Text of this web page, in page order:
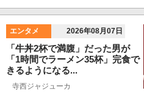
エンタメ 2026年08月07日
「牛丼2杯で満腹」だった男が
「1時間でラーメン35杯」完食で
きるようになる...
寺西ジャジューカ